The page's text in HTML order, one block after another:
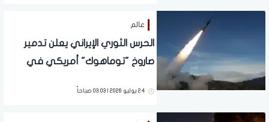
عالم
الحرس الثوري الإيراني يعلن تدمير
صاروخ "توماهوك" أمريكي في
24 يوليو 2026 | 03:03 صباحاً